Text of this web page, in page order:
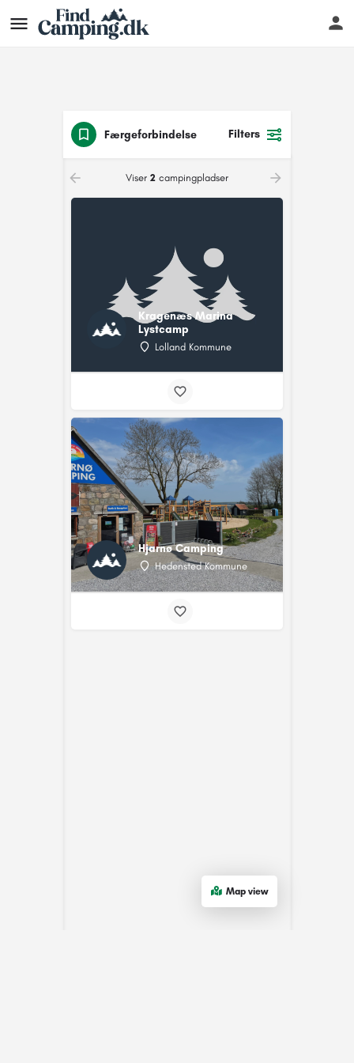
Færgeforbindelse Filters
Viser 2 campingpladser
Kragenæs Marina
Lystcamp
Lolland Kommune
Hjarnø Camping
Hedensted Kommune
Map view